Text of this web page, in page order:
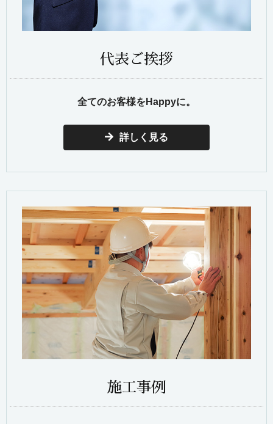
代表ご挨拶
全てのお客様をHappyに。
詳しく見る
施工事例